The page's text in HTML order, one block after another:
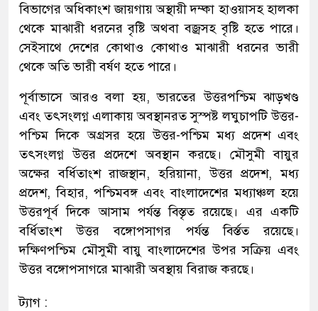
বিভাগের অধিকাংশ জায়গায় অস্থায়ী দম্কা হাওয়াসহ হালকা
থেকে মাঝারী ধরনের বৃষ্টি অথবা বজ্রসহ বৃষ্টি হতে পারে।
সেইসাথে দেশের কোথাও কোথাও মাঝারী ধরনের ভারী
থেকে অতি ভারী বর্ষণ হতে পারে।
পূর্বাভাসে আরও বলা হয়, ভারতের উত্তরপশ্চিম ঝাড়খণ্ড
এবং তৎসংলগ্ন এলাকায় অবস্থানরত সুস্পষ্ট লঘুচাপটি উত্তর-
পশ্চিম দিকে অগ্রসর হয়ে উত্তর-পশ্চিম মধ্য প্রদেশ এবং
তৎসংলগ্ন উত্তর প্রদেশে অবস্থান করছে। মৌসুমী বায়ুর
অক্ষের বর্ধিতাংশ রাজস্থান, হরিয়ানা, উত্তর প্রদেশ, মধ্য
প্রদেশ, বিহার, পশ্চিমবঙ্গ এবং বাংলাদেশের মধ্যাঞ্চল হয়ে
উত্তরপূর্ব দিকে আসাম পর্যন্ত বিস্তৃত রয়েছে। এর একটি
বর্ধিতাংশ উত্তর বঙ্গোপসাগর পর্যন্ত বির্স্তত রয়েছে।
দক্ষিণপশ্চিম মৌসুমী বায়ু বাংলাদেশের উপর সক্রিয় এবং
উত্তর বঙ্গোপসাগরে মাঝারী অবস্থায় বিরাজ করছে।
ট্যাগ :